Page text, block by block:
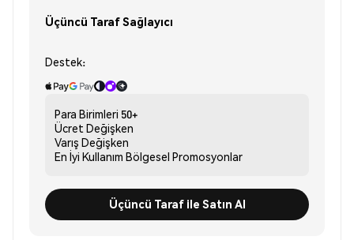
Üçüncü Taraf Sağlayıcı
Destek:
Para Birimleri 50+
Ücret Değişken
Varış Değişken
En İyi Kullanım Bölgesel Promosyonlar
Üçüncü Taraf ile Satın Al